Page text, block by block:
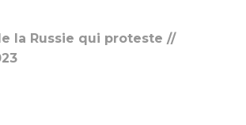
la Russie qui proteste //